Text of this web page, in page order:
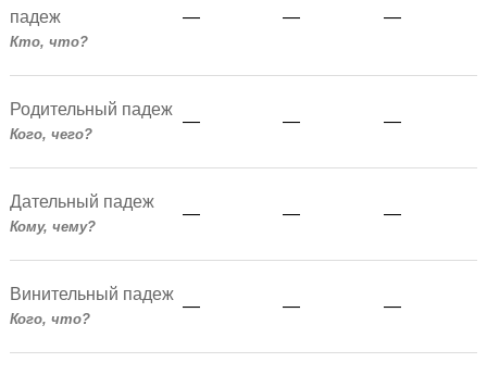
падеж
Кто, что?
— — —
Родительный падеж
Кого, чего?
— — —
Дательный падеж
Кому, чему?
— — —
Винительный падеж
Кого, что?
— — —